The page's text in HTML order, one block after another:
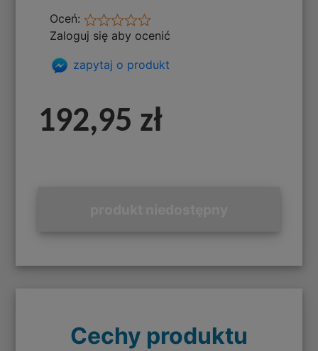
Oceń:
Zaloguj się aby ocenić
zapytaj o produkt
192,95 zł
Cechy produktu